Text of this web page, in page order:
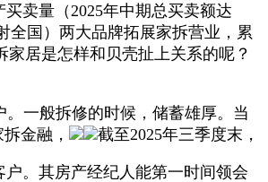
卖量（2025年中期总买卖额达
全国）两大品牌拓展家拆营业，累
居是怎样和贝壳扯上关系的呢？
一般拆修的时候，储蓄雄厚。当
金融，
截至2025年三季度末，
。其房产经纪人能第一时间领会